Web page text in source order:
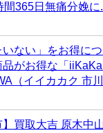
間365日無痛分娩に
いない」をお得に
品がお得な「
（イイカカク 市
】買取大吉 原木中